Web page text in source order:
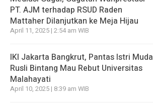
PT. AJM terhadap RSUD Raden
Mattaher Dilanjutkan ke Meja Hijau
April 11, 2025 | 2:54 am WIB
IKI Jakarta Bangkrut, Pantas Istri Muda
Rusli Bintang Mau Rebut Universitas
Malahayati
April 10, 2025 | 8:39 am WIB